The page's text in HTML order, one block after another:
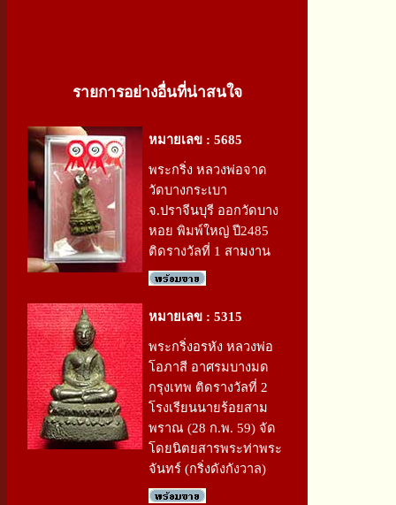
รายการอย่างอื่นที่น่าสนใจ
หมายเลข : 5685
พระกริ่ง หลวงพ่อจาด
วัดบางกระเบา
จ.ปราจีนบุรี ออกวัดบาง
หอย พิมพ์ใหญ่ ปี2485
ติดรางวัลที่ 1 สามงาน
หมายเลข : 5315
พระกริ่งอรหัง หลวงพ่อ
โอภาสี อาศรมบางมด
กรุงเทพ ติดรางวัลที่ 2
โรงเรียนนายร้อยสาม
พราณ (28 ก.พ. 59) จัด
โดยนิตยสารพระท่าพระ
จันทร์ (กริ่งดังกังวาล)